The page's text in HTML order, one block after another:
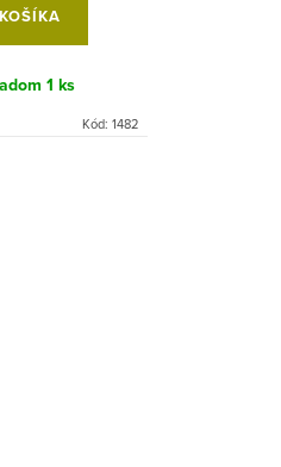
1 ks
Kód: 1482